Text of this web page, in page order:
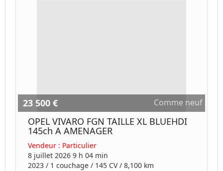
23 500 € Comme neuf
OPEL VIVARO FGN TAILLE XL BLUEHDI
145ch A AMENAGER
Vendeur : Particulier
8 juillet 2026 9 h 04 min
2023 / 1 couchage / 145 CV / 8,100 km